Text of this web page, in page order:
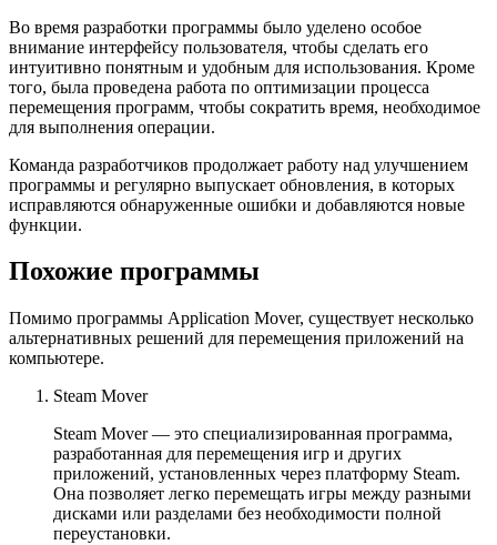
Во время разработки программы было уделено особое
внимание интерфейсу пользователя, чтобы сделать его
интуитивно понятным и удобным для использования. Кроме
того, была проведена работа по оптимизации процесса
перемещения программ, чтобы сократить время, необходимое
для выполнения операции.
Команда разработчиков продолжает работу над улучшением
программы и регулярно выпускает обновления, в которых
исправляются обнаруженные ошибки и добавляются новые
функции.
Похожие программы
Помимо программы Application Mover, существует несколько
альтернативных решений для перемещения приложений на
компьютере.
Steam Mover
Steam Mover — это специализированная программа,
разработанная для перемещения игр и других
приложений, установленных через платформу Steam.
Она позволяет легко перемещать игры между разными
дисками или разделами без необходимости полной
переустановки.